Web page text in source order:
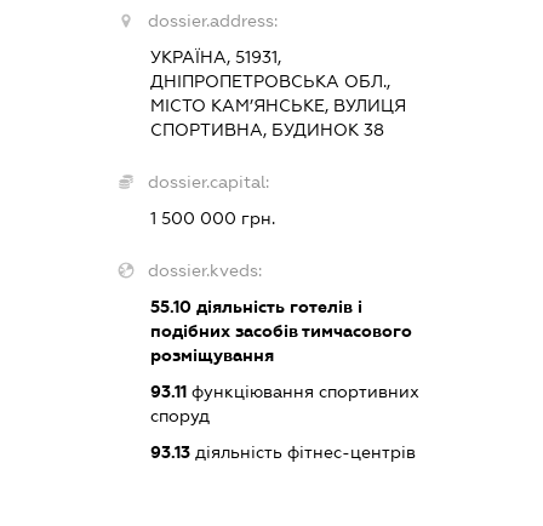
dossier.address:
УКРАЇНА, 51931,
ДНІПРОПЕТРОВСЬКА ОБЛ.,
МІСТО КАМ’ЯНСЬКЕ, ВУЛИЦЯ
СПОРТИВНА, БУДИНОК 38
dossier.capital:
1 500 000 грн.
dossier.kveds:
55.10 діяльність готелів і
подібних засобів тимчасового
розміщування
93.11 функціювання спортивних
споруд
93.13 діяльність фітнес-центрів